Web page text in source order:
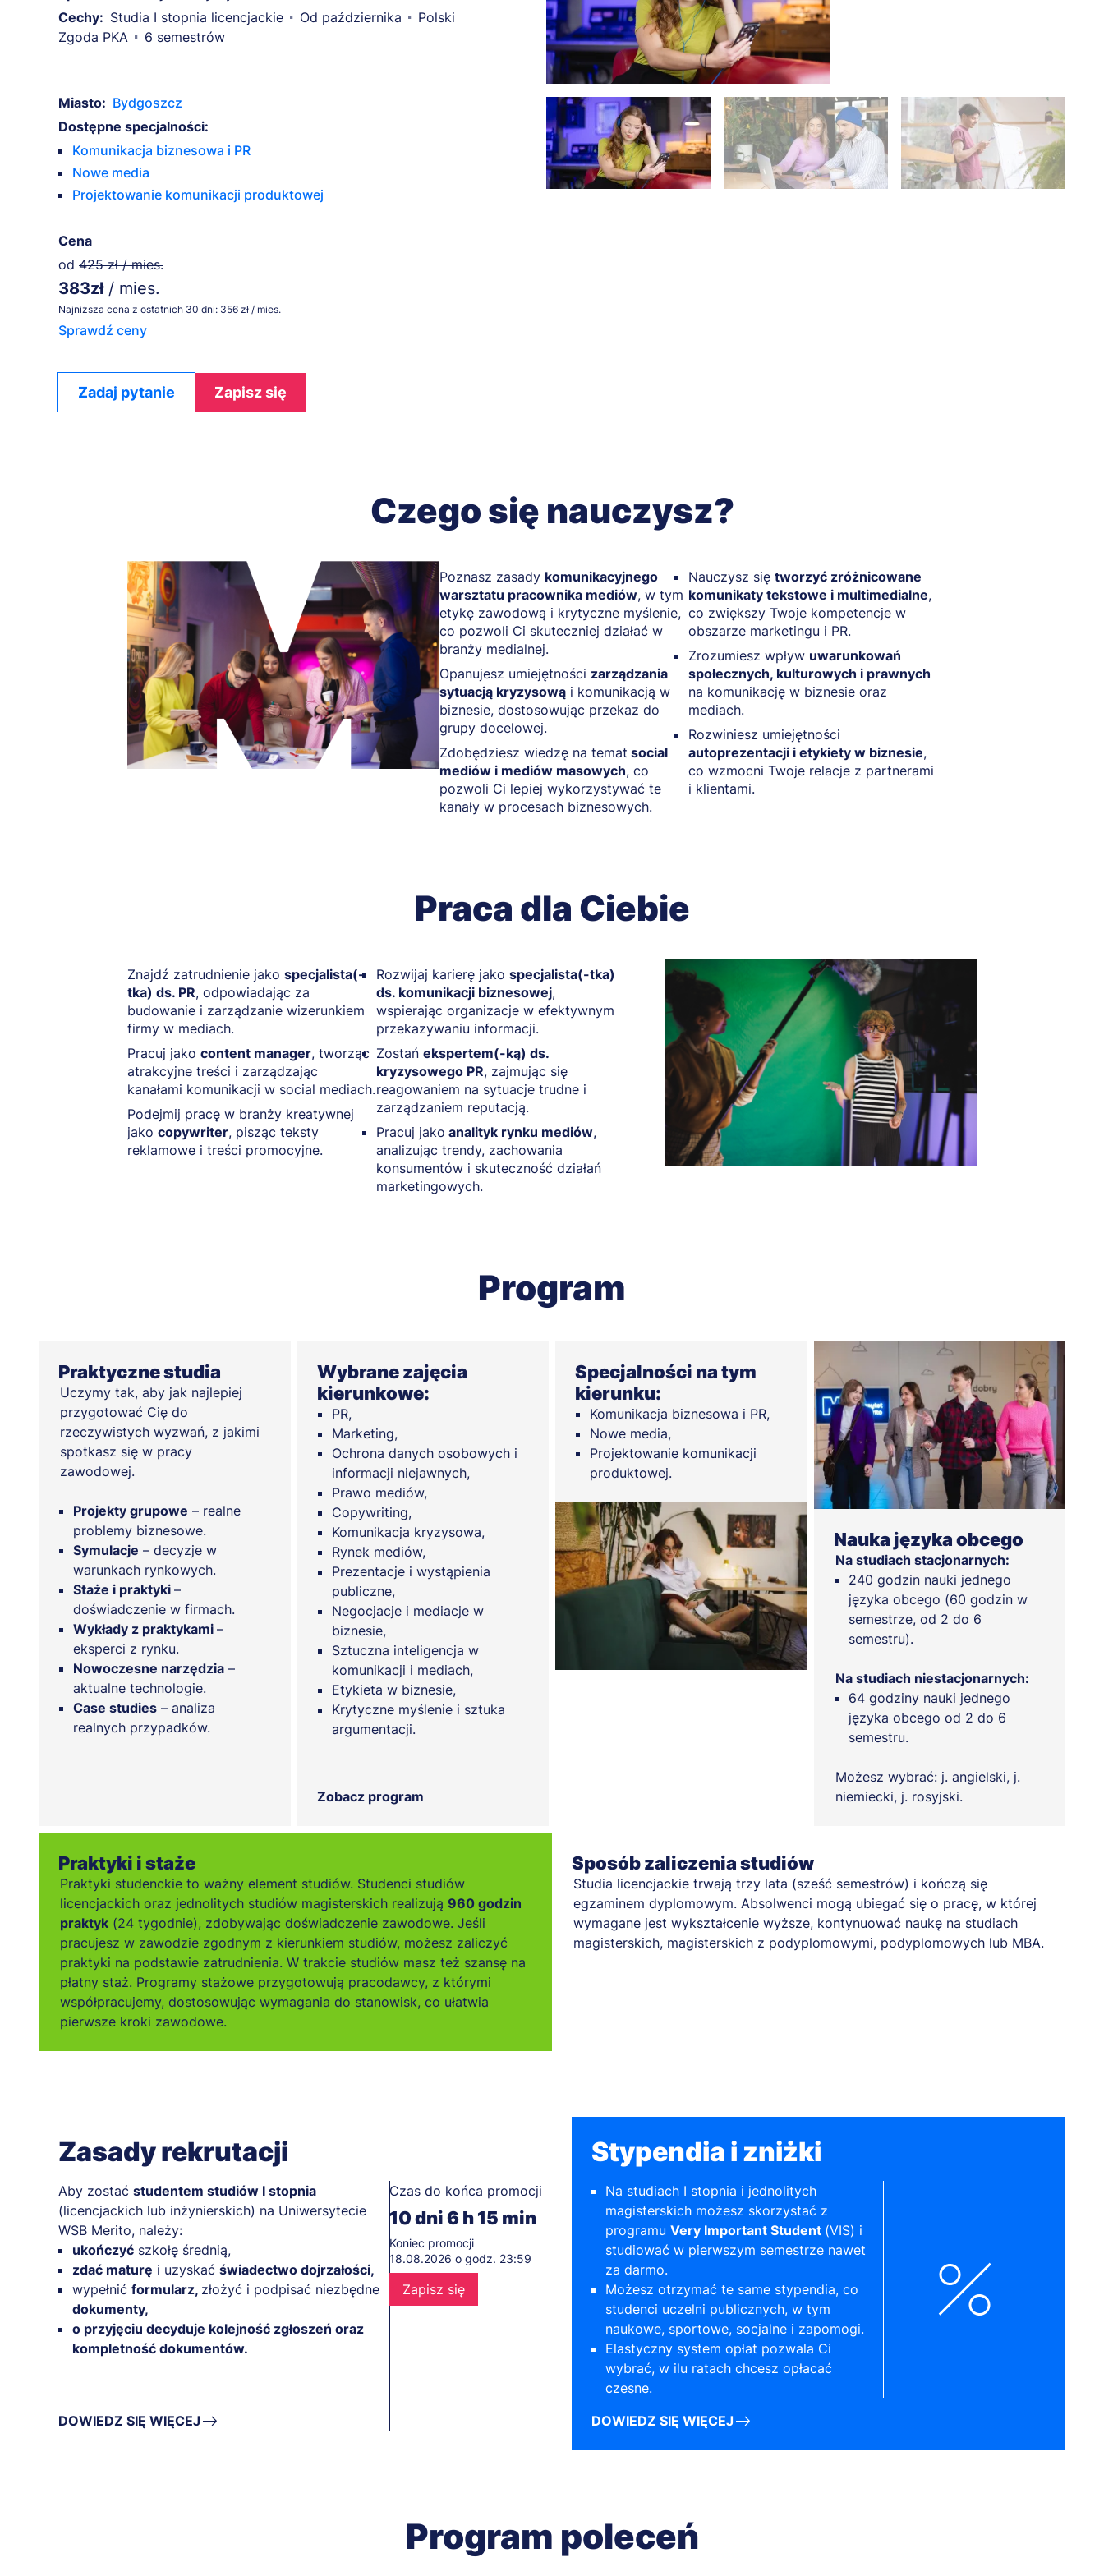
Cechy: Studia I stopnia licencjackie Od października
Polski
Zgoda PKA
6 semestrów
Miasto: Bydgoszcz
Dostępne specjalności:
Komunikacja biznesowa i PR
Nowe media
Projektowanie komunikacji produktowej
Cena
od 425 zł / mies.
383zł / mies.
Najniższa cena z ostatnich 30 dni: 356 zł / mies.
Sprawdź ceny
Zadaj pytanie Zapisz się
Czego się nauczysz?
Poznasz zasady komunikacyjnego
warsztatu pracownika mediów, w tym
etykę zawodową i krytyczne myślenie,
co pozwoli Ci skuteczniej działać w
branży medialnej.
Opanujesz umiejętności zarządzania
sytuacją kryzysową i komunikacją w
biznesie, dostosowując przekaz do
grupy docelowej.
Zdobędziesz wiedzę na temat social
mediów i mediów masowych, co
pozwoli Ci lepiej wykorzystywać te
kanały w procesach biznesowych.
Nauczysz się tworzyć zróżnicowane
komunikaty tekstowe i multimedialne,
co zwiększy Twoje kompetencje w
obszarze marketingu i PR.
Zrozumiesz wpływ uwarunkowań
społecznych, kulturowych i prawnych
na komunikację w biznesie oraz
mediach.
Rozwiniesz umiejętności
autoprezentacji i etykiety w biznesie,
co wzmocni Twoje relacje z partnerami
i klientami.
Praca dla Ciebie
Znajdź zatrudnienie jako specjalista(-
tka) ds. PR, odpowiadając za
budowanie i zarządzanie wizerunkiem
firmy w mediach.
Pracuj jako content manager, tworząc
atrakcyjne treści i zarządzając
kanałami komunikacji w social mediach.
Podejmij pracę w branży kreatywnej
jako copywriter, pisząc teksty
reklamowe i treści promocyjne.
Rozwijaj karierę jako specjalista(-tka)
ds. komunikacji biznesowej,
wspierając organizacje w efektywnym
przekazywaniu informacji.
Zostań ekspertem(-ką) ds.
kryzysowego PR, zajmując się
reagowaniem na sytuacje trudne i
zarządzaniem reputacją.
Pracuj jako analityk rynku mediów,
analizując trendy, zachowania
konsumentów i skuteczność działań
marketingowych.
Program
Praktyczne studia
Uczymy tak, aby jak najlepiej
przygotować Cię do
rzeczywistych wyzwań, z jakimi
spotkasz się w pracy
zawodowej.
Projekty grupowe – realne
problemy biznesowe.
Symulacje – decyzje w
warunkach rynkowych.
Staże i praktyki –
doświadczenie w firmach.
Wykłady z praktykami –
eksperci z rynku.
Nowoczesne narzędzia –
aktualne technologie.
Case studies – analiza
realnych przypadków.
Wybrane zajęcia
kierunkowe:
PR,
Marketing,
Ochrona danych osobowych i
informacji niejawnych,
Prawo mediów,
Copywriting,
Komunikacja kryzysowa,
Rynek mediów,
Prezentacje i wystąpienia
publiczne,
Negocjacje i mediacje w
biznesie,
Sztuczna inteligencja w
komunikacji i mediach,
Etykieta w biznesie,
Krytyczne myślenie i sztuka
argumentacji.
Zobacz program
Specjalności na tym
kierunku:
Komunikacja biznesowa i PR,
Nowe media,
Projektowanie komunikacji
produktowej.
Nauka języka obcego
Na studiach stacjonarnych:
240 godzin nauki jednego
języka obcego (60 godzin w
semestrze, od 2 do 6
semestru).
Na studiach niestacjonarnych:
64 godziny nauki jednego
języka obcego od 2 do 6
semestru.
Możesz wybrać: j. angielski, j.
niemiecki, j. rosyjski.
Praktyki i staże
Praktyki studenckie to ważny element studiów. Studenci studiów
licencjackich oraz jednolitych studiów magisterskich realizują 960 godzin
praktyk (24 tygodnie), zdobywając doświadczenie zawodowe. Jeśli
pracujesz w zawodzie zgodnym z kierunkiem studiów, możesz zaliczyć
praktyki na podstawie zatrudnienia. W trakcie studiów masz też szansę na
płatny staż. Programy stażowe przygotowują pracodawcy, z którymi
współpracujemy, dostosowując wymagania do stanowisk, co ułatwia
pierwsze kroki zawodowe.
Sposób zaliczenia studiów
Studia licencjackie trwają trzy lata (sześć semestrów) i kończą się
egzaminem dyplomowym. Absolwenci mogą ubiegać się o pracę, w której
wymagane jest wykształcenie wyższe, kontynuować naukę na studiach
magisterskich, magisterskich z podyplomowymi, podyplomowych lub MBA.
Zasady rekrutacji
Aby zostać studentem studiów I stopnia
(licencjackich lub inżynierskich) na Uniwersytecie
WSB Merito, należy:
ukończyć szkołę średnią,
zdać maturę i uzyskać świadectwo dojrzałości,
wypełnić formularz, złożyć i podpisać niezbędne
dokumenty,
o przyjęciu decyduje kolejność zgłoszeń oraz
kompletność dokumentów.
DOWIEDZ SIĘ WIĘCEJ
Czas do końca promocji
10dni6h15 min
Koniec promocji
18.08.2026 o godz. 23:59
Zapisz się
Stypendia i zniżki
Na studiach I stopnia i jednolitych
magisterskich możesz skorzystać z
programu Very Important Student (VIS) i
studiować w pierwszym semestrze nawet
za darmo.
Możesz otrzymać te same stypendia, co
studenci uczelni publicznych, w tym
naukowe, sportowe, socjalne i zapomogi.
Elastyczny system opłat pozwala Ci
wybrać, w ilu ratach chcesz opłacać
czesne.
DOWIEDZ SIĘ WIĘCEJ
Program poleceń